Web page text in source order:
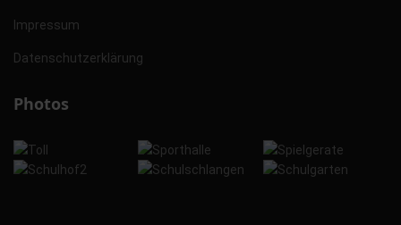
Impressum
Datenschutzerklärung
Photos